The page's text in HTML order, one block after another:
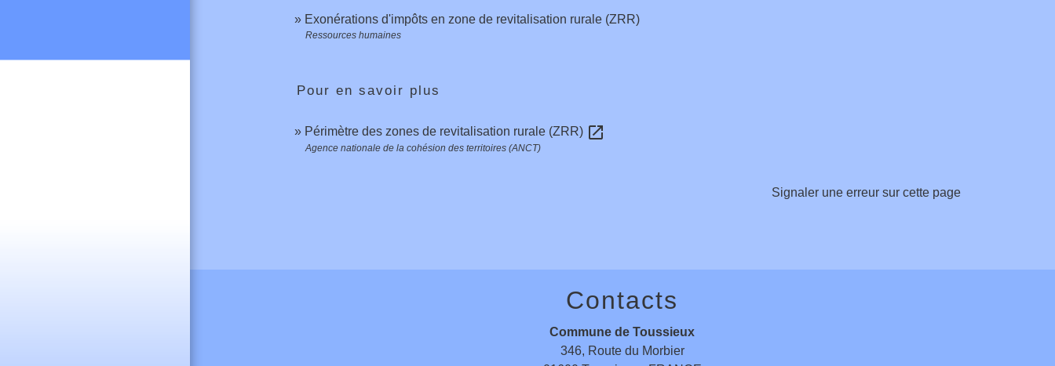
Exonérations d'impôts en zone de revitalisation rurale (ZRR)
Ressources humaines
Pour en savoir plus
Périmètre des zones de revitalisation rurale (ZRR) open_in_new
Agence nationale de la cohésion des territoires (ANCT)
Signaler une erreur sur cette page
Contacts
Commune de Toussieux
346, Route du Morbier